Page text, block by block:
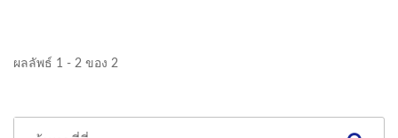
ผลลัพธ์ 1 - 2 ของ 2